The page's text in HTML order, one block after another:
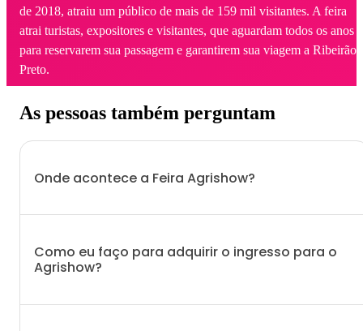
de 2018, atraiu um público de mais de 159 mil visitantes. A feira
atrai turistas, expositores e visitantes, que aguardam todos os anos
para reservarem sua passagem e garantirem sua viagem a Ribeirão
Preto.
As pessoas também perguntam
Onde acontece a Feira Agrishow?
Como eu faço para adquirir o ingresso para o
Agrishow?